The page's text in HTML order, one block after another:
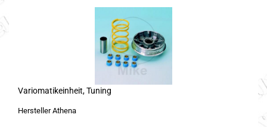
Variomatikeinheit, Tuning
Hersteller Athena